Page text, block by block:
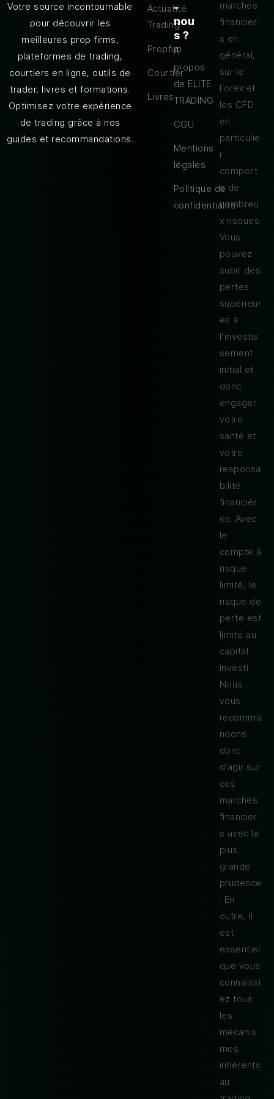
Votre source incontournable
pour découvrir les
meilleures prop firms,
plateformes de trading,
courtiers en ligne, outils de
trader, livres et formations.
Optimisez votre expérience
de trading grâce à nos
guides et recommandations.
Actuatité
Trading
Propfim
Courtier
Livres
-
nou
s ?
A
propos
de ELITE
TRADING
CGU
Mentions
légales
Politique de
confidentialité
marchés
financier
s en
général,
sur le
Forex et
les CFD
en
particulie
r
comport
e de
nombreu
x risques.
Vous
pouvez
subir des
pertes
supérieur
es à
l’investis
sement
initial et
donc
engager
votre
santé et
votre
responsa
bilité
financièr
es. Avec
le
compte à
risque
limité, le
risque de
perte est
limité au
capital
investi.
Nous
vous
recomma
ndons
donc
d’agir sur
ces
marchés
financier
s avec la
plus
grande
prudence
. En
outre, il
est
essentiel
que vous
connaissi
ez tous
les
mécanis
mes
inhérents
au